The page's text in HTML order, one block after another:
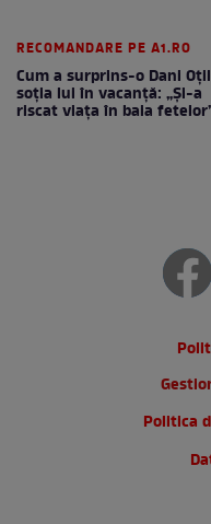
RECOMANDARE PE A1.RO
Cum a surprins-o Dani
soția lui în vacanță: „Și-a
riscat viața în baia
Politica